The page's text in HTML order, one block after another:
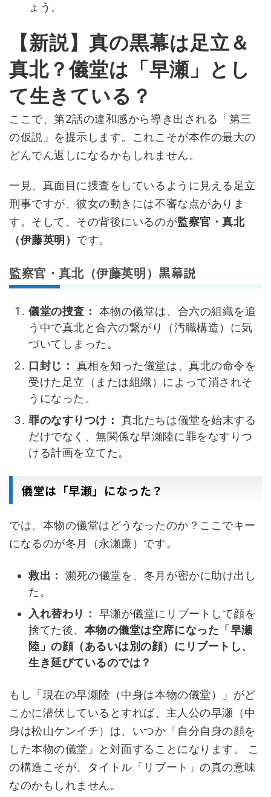
ょう。
【新説】真の黒幕は足立＆
真北？儀堂は「早瀬」とし
て生きている？
ここで、第2話の違和感から導き出される「第三
の仮説」を提示します。これこそが本作の最大の
どんでん返しになるかもしれません。
一見、真面目に捜査をしているように見える足立
刑事ですが、彼女の動きには不審な点がありま
す。そして、その背後にいるのが監察官・真北
（伊藤英明） です。
監察官・真北（伊藤英明） 黒幕説
儀堂の捜査：
本物の儀堂は、合六の組織を追
う中で真北と合六の繋がり（汚職構造）に気
づいてしまった。
口封じ：
真相を知った儀堂は、真北の命令を
受けた足立（または組織）によって消されそ
うになった。
罪のなすりつけ：
真北たちは儀堂を始末する
だけでなく、無関係な早瀬陸に罪をなすりつ
ける計画を立てた。
儀堂は「早瀬」になった？
では、本物の儀堂はどうなったのか？ここでキー
になるのが冬月（永瀬廉）です。
救出：
瀕死の儀堂を、冬月が密かに助け出し
た。
入れ替わり：
早瀬が儀堂にリブートして顔を
捨てた後、 本物の儀堂は空席になった「早瀬
陸」の顔（あるいは別の顔）にリブートし、
生き延びているのでは？
もし「現在の早瀬陸（中身は本物の儀堂）」がど
こかに潜伏しているとすれば、主人公の早瀬（中
身は松山ケンイチ）は、いつか「自分自身の顔を
した本物の儀堂」と対面することになります。 こ
の構造こそが、タイトル「リブート」の真の意味
なのかもしれません。